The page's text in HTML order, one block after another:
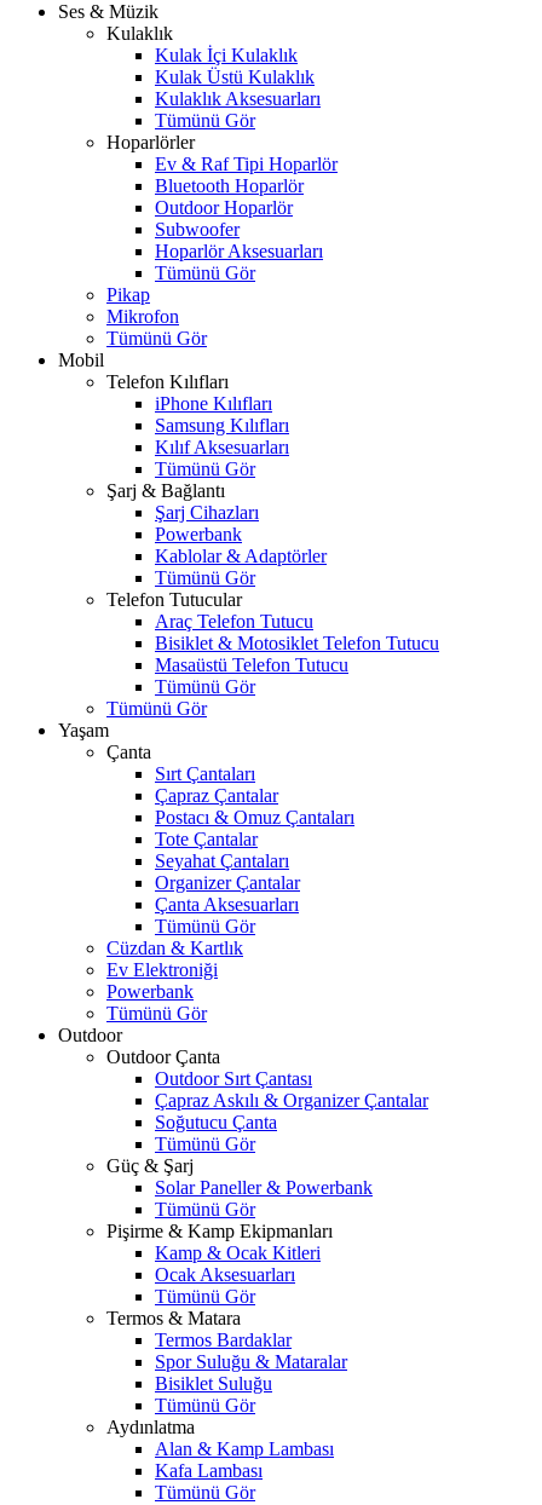
Ses & Müzik
Kulaklık
Kulak İçi Kulaklık
Kulak Üstü Kulaklık
Kulaklık Aksesuarları
Tümünü Gör
Hoparlörler
Ev & Raf Tipi Hoparlör
Bluetooth Hoparlör
Outdoor Hoparlör
Subwoofer
Hoparlör Aksesuarları
Tümünü Gör
Pikap
Mikrofon
Tümünü Gör
Mobil
Telefon Kılıfları
iPhone Kılıfları
Samsung Kılıfları
Kılıf Aksesuarları
Tümünü Gör
Şarj & Bağlantı
Şarj Cihazları
Powerbank
Kablolar & Adaptörler
Tümünü Gör
Telefon Tutucular
Araç Telefon Tutucu
Bisiklet & Motosiklet Telefon Tutucu
Masaüstü Telefon Tutucu
Tümünü Gör
Tümünü Gör
Yaşam
Çanta
Sırt Çantaları
Çapraz Çantalar
Postacı & Omuz Çantaları
Tote Çantalar
Seyahat Çantaları
Organizer Çantalar
Çanta Aksesuarları
Tümünü Gör
Cüzdan & Kartlık
Ev Elektroniği
Powerbank
Tümünü Gör
Outdoor
Outdoor Çanta
Outdoor Sırt Çantası
Çapraz Askılı & Organizer Çantalar
Soğutucu Çanta
Tümünü Gör
Güç & Şarj
Solar Paneller & Powerbank
Tümünü Gör
Pişirme & Kamp Ekipmanları
Kamp & Ocak Kitleri
Ocak Aksesuarları
Tümünü Gör
Termos & Matara
Termos Bardaklar
Spor Suluğu & Mataralar
Bisiklet Suluğu
Tümünü Gör
Aydınlatma
Alan & Kamp Lambası
Kafa Lambası
Tümünü Gör